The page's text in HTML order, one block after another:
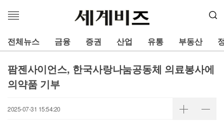
메
열
기
전체뉴스 금융 증권 산업 유통 부동산
팜젠사이언스, 한국사랑나눔공동체 의료봉사에
의약품 기부
2025-07-31 15:54:20